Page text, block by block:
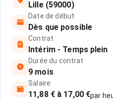
Lille (59000)
Date de début
Dès que possible
Contrat
Intérim - Temps plein
Durée du contrat
9 mois
Salaire
11,88 € à 17,00 €par